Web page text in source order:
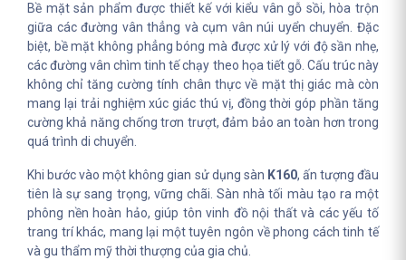
Bề mặt sản phẩm được thiết kế với kiểu vân gỗ sồi, hòa trộn
giữa các đường vân thẳng và cụm vân núi uyển chuyển. Đặc
biệt, bề mặt không phẳng bóng mà được xử lý với độ sần nhẹ,
các đường vân chìm tinh tế chạy theo họa tiết gỗ. Cấu trúc này
không chỉ tăng cường tính chân thực về mặt thị giác mà còn
mang lại trải nghiệm xúc giác thú vị, đồng thời góp phần tăng
cường khả năng chống trơn trượt, đảm bảo an toàn hơn trong
quá trình di chuyển.
Khi bước vào một không gian sử dụng sàn K160, ấn tượng đầu
tiên là sự sang trọng, vững chãi. Sàn nhà tối màu tạo ra một
phông nền hoàn hảo, giúp tôn vinh đồ nội thất và các yếu tố
trang trí khác, mang lại một tuyên ngôn về phong cách tinh tế
và gu thẩm mỹ thời thượng của gia chủ.